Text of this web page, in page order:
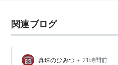
関連ブログ
真珠のひみつ • 21時間前